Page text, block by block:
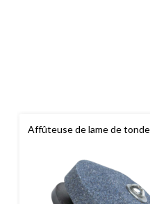
Affûteuse de lame de